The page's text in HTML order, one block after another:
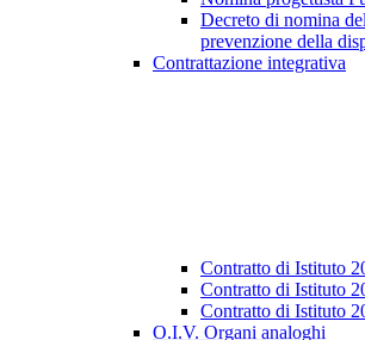
Decreto di nomina
prevenzione della
Contrattazione integrativa
Contratto di Istituto
Contratto di Istituto
Contratto di Istituto
O.I.V. Organi analoghi